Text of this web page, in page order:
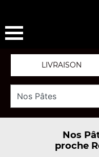
LIVRAISON
Nos
proche